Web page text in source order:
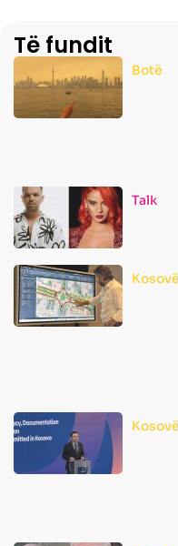
Të fundit
Botë
Talk
Kosovë
Kosovë